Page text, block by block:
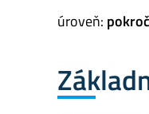
úroveň: